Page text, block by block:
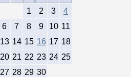
1
2 3
4
6 7 8 9 10 11
13 14 15 16 17 18
20 21 22 23 24 25
27 28 29 30